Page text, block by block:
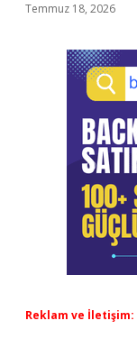
Temmuz 18, 2026
Reklam ve İletişim: